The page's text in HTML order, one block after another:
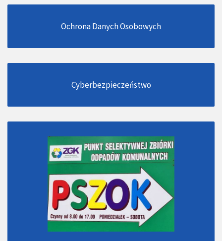
Ochrona Danych Osobowych
Cyberbezpieczeństwo